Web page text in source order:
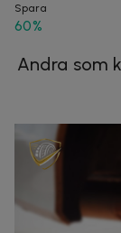
Spara
60%
Andra som